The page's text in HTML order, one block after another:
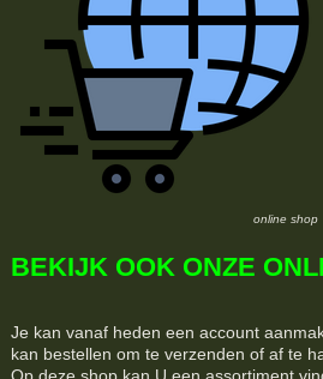
online shop
BEKIJK OOK ONZE
Je kan vanaf heden een account
kan bestellen om te verzenden of af te